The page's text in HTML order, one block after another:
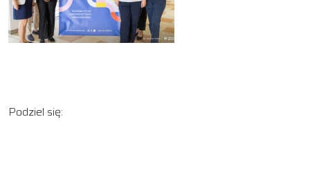
Podziel się: